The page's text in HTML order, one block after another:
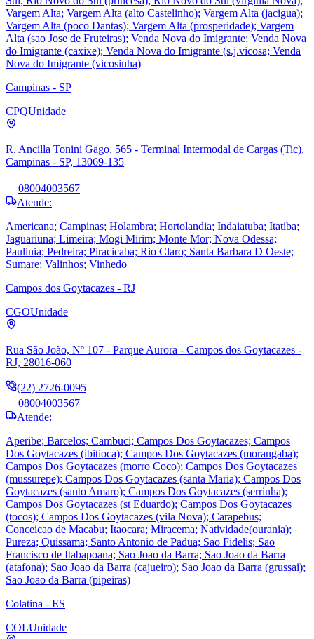
Vargem Alta; Vargem Alta (alto Castelinho); Vargem Alta (jacigua);
Vargem Alta (poco Dantas); Vargem Alta (prosperidade); Vargem
Alta (sao Jose de Fruteiras); Venda Nova do Imigrante; Venda Nova
do Imigrante (caxixe); Venda Nova do Imigrante (s.j.vicosa; Venda
Nova do Imigrante (vicosinha)
Campinas - SP
CPQUnidade
R. Ancilla Tonini Gago, 565 - Terminal Intermodal de Cargas (Tic),
Campinas - SP, 13069-135
08004003567
Atende:
Americana; Campinas; Holambra; Hortolandia; Indaiatuba; Itatiba;
Jaguariuna; Limeira; Mogi Mirim; Monte Mor; Nova Odessa;
Paulinia; Pedreira; Piracicaba; Rio Claro; Santa Barbara D Oeste;
Sumare; Valinhos; Vinhedo
Campos dos Goytacazes - RJ
CGOUnidade
Rua São João, Nº 107 - Parque Aurora - Campos dos Goytacazes -
RJ, 28016-060
(22) 2726-0095
08004003567
Atende:
Aperibe; Barcelos; Cambuci; Campos Dos Goytacazes; Campos
Dos Goytacazes (ibitioca); Campos Dos Goytacazes (morangaba);
Campos Dos Goytacazes (morro Coco); Campos Dos Goytacazes
(mussurepe); Campos Dos Goytacazes (santa Maria); Campos Dos
Goytacazes (santo Amaro); Campos Dos Goytacazes (serrinha);
Campos Dos Goytacazes (st Eduardo); Campos Dos Goytacazes
(tocos); Campos Dos Goytacazes (vila Nova); Carapebus;
Conceicao de Macabu; Itaocara; Miracema; Natividade(ourania);
Pureza; Quissama; Santo Antonio de Padua; Sao Fidelis; Sao
Francisco de Itabapoana; Sao Joao da Barra; Sao Joao da Barra
(atafona); Sao Joao da Barra (cajueiro); Sao Joao da Barra (grussai);
Sao Joao da Barra (pipeiras)
Colatina - ES
COLUnidade